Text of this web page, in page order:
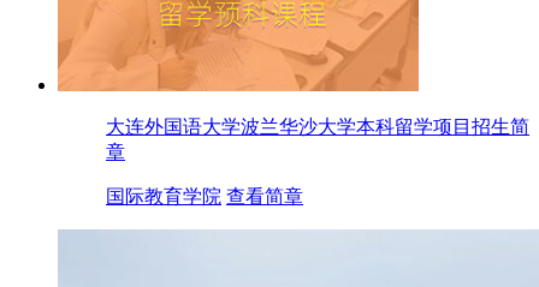
大连外国语大学波兰华沙大学本科留学项目招生简
章
国际教育学院 查看简章